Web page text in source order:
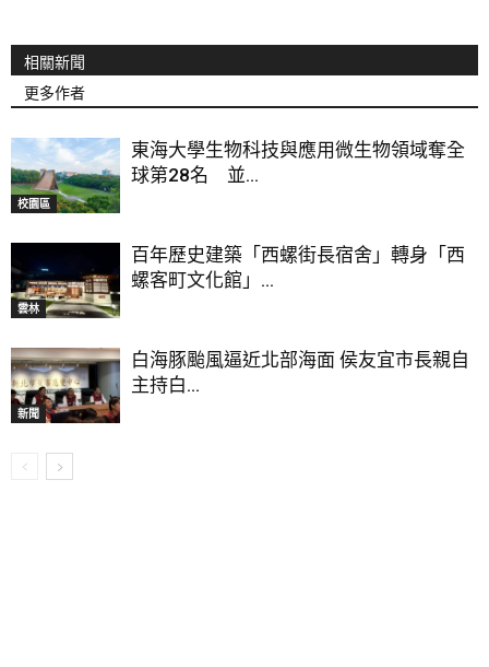
相關新聞
更多作者
校園區
東海大學生物科技與應用微生物領域奪全
球第28名 並...
雲林
百年歷史建築「西螺街長宿舍」轉身「西
螺客町文化館」...
新聞
白海豚颱風逼近北部海面 侯友宜市長親自
主持白...